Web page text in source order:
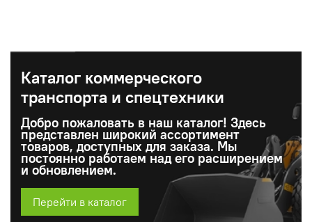
Каталог коммерческого
транспорта и спецтехники
Добро пожаловать в наш каталог! Здесь
представлен широкий ассортимент
товаров, доступных для заказа. Мы
постоянно работаем над его расширением
и обновлением.
Перейти в каталог